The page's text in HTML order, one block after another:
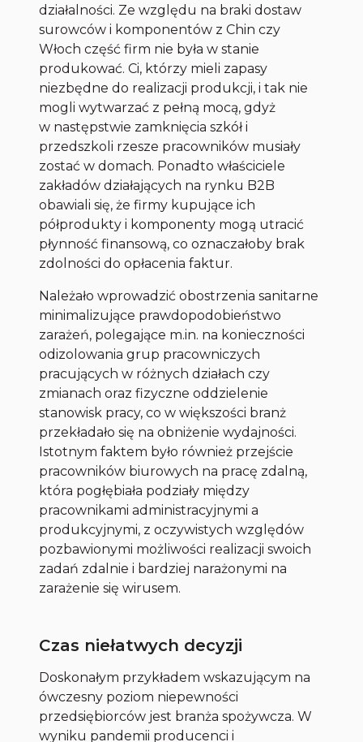
działalności. Ze względu na braki dostaw
surowców i komponentów z Chin czy
Włoch część firm nie była w stanie
produkować. Ci, którzy mieli zapasy
niezbędne do realizacji produkcji, i tak nie
mogli wytwarzać z pełną mocą, gdyż
w następstwie zamknięcia szkół i
przedszkoli rzesze pracowników musiały
zostać w domach. Ponadto właściciele
zakładów działających na rynku B2B
obawiali się, że firmy kupujące ich
półprodukty i komponenty mogą utracić
płynność finansową, co oznaczałoby brak
zdolności do opłacenia faktur.
Należało wprowadzić obostrzenia sanitarne
minimalizujące prawdopodobieństwo
zarażeń, polegające m.in. na konieczności
odizolowania grup pracowniczych
pracujących w różnych działach czy
zmianach oraz fizyczne oddzielenie
stanowisk pracy, co w większości branż
przekładało się na obniżenie wydajności.
Istotnym faktem było również przejście
pracowników biurowych na pracę zdalną,
która pogłębiała podziały między
pracownikami administracyjnymi a
produkcyjnymi, z oczywistych względów
pozbawionymi możliwości realizacji swoich
zadań zdalnie i bardziej narażonymi na
zarażenie się wirusem.
Czas niełatwych decyzji
Doskonałym przykładem wskazującym na
ówczesny poziom niepewności
przedsiębiorców jest branża spożywcza. W
wyniku pandemii producenci i